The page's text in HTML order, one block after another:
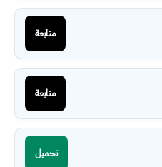
متابعة
متابعة
تحميل